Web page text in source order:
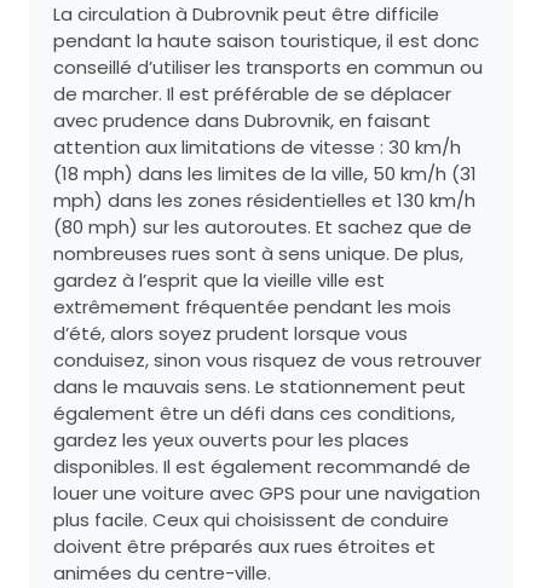
La circulation à Dubrovnik peut être difficile
pendant la haute saison touristique, il est donc
conseillé d’utiliser les transports en commun ou
de marcher. Il est préférable de se déplacer
avec prudence dans Dubrovnik, en faisant
attention aux limitations de vitesse : 30 km/h
(18 mph) dans les limites de la ville, 50 km/h (31
mph) dans les zones résidentielles et 130 km/h
(80 mph) sur les autoroutes. Et sachez que de
nombreuses rues sont à sens unique. De plus,
gardez à l’esprit que la vieille ville est
extrêmement fréquentée pendant les mois
d’été, alors soyez prudent lorsque vous
conduisez, sinon vous risquez de vous retrouver
dans le mauvais sens. Le stationnement peut
également être un défi dans ces conditions,
gardez les yeux ouverts pour les places
disponibles. Il est également recommandé de
louer une voiture avec GPS pour une navigation
plus facile. Ceux qui choisissent de conduire
doivent être préparés aux rues étroites et
animées du centre-ville.